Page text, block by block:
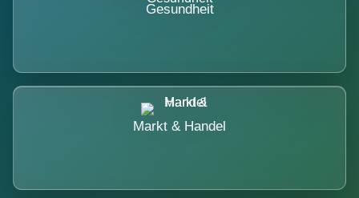
Gesundheit
Markt & Handel